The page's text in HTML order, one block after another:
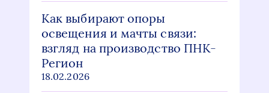
Как выбирают опоры
освещения и мачты связи:
взгляд на производство ПНК-
Регион
18.02.2026